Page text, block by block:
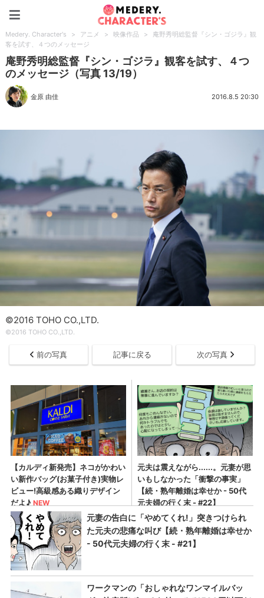
Medery. Character's > アニメ > 映像作品 >
庵野秀明総監督『シン・ゴジラ』観
客を試す、４つのメッセージ
庵野秀明総監督『シン・ゴジラ』観客を試す、４つ
のメッセージ（写真 13/19）
金原 由佳 2016.8.5 20:30
©2016 TOHO CO.,LTD.
©2016 TOHO CO.,LTD.
前の写真 記事に戻る 次の写真